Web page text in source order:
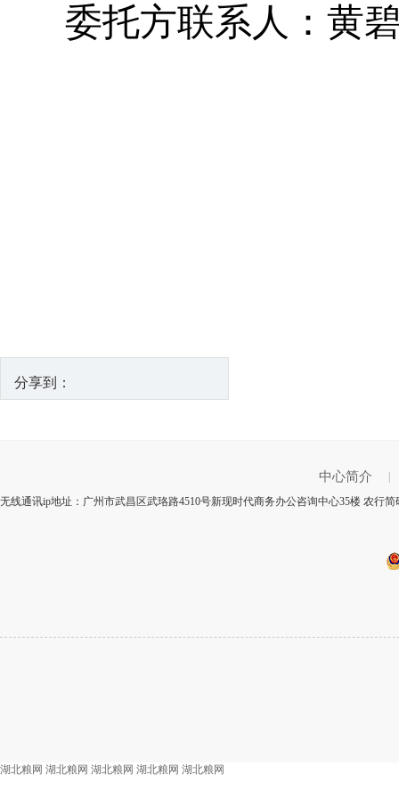
委托方联系人：黄
分享到：
中心简介
无线通讯ip地址：广州市武昌区武珞路4510号新现时代商务办公咨询中心35楼 农行
湖北粮网 湖北粮网 湖北粮网 湖北粮网 湖北粮网